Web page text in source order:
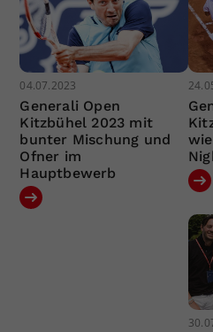
04.07.2023
Generali Open
Kitzbühel 2023 mit
bunter Mischung und
Ofner im
Hauptbewerb